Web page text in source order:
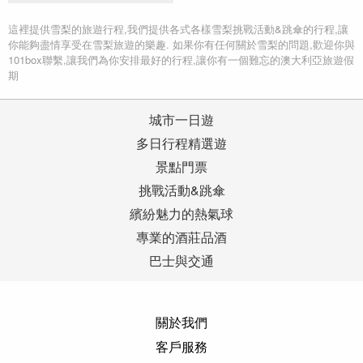
這裡提供雪梨的旅遊行程,我們提供各式各樣雪梨挑戰活動&跳傘的行程,讓
你能夠盡情享受在雪梨旅遊的樂趣. 如果你有任何關於雪梨的問題,歡迎你與
101box聯繫,讓我們為你安排最好的行程,讓你有一個難忘的澳大利亞旅遊假
期
城市一日遊
多日行程精選遊
景點門票
挑戰活動&跳傘
繽紛魅力的熱氣球
專業的酒莊品酒
巴士與交通
關於我們
客戶服務